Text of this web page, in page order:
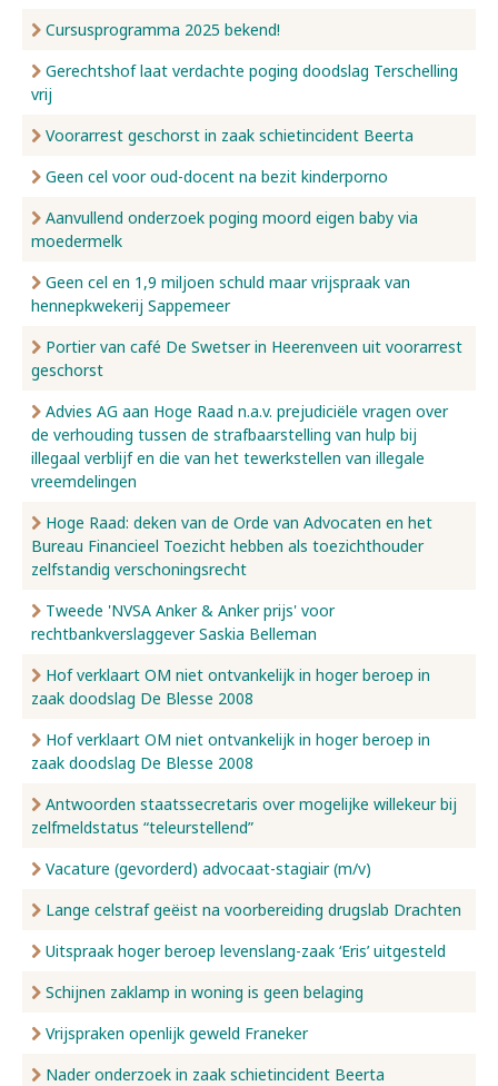
Cursusprogramma 2025 bekend!
Gerechtshof laat verdachte poging doodslag Terschelling
vrij
Voorarrest geschorst in zaak schietincident Beerta
Geen cel voor oud-docent na bezit kinderporno
Aanvullend onderzoek poging moord eigen baby via
moedermelk
Geen cel en 1,9 miljoen schuld maar vrijspraak van
hennepkwekerij Sappemeer
Portier van café De Swetser in Heerenveen uit voorarrest
geschorst
Advies AG aan Hoge Raad n.a.v. prejudiciële vragen over
de verhouding tussen de strafbaarstelling van hulp bij
illegaal verblijf en die van het tewerkstellen van illegale
vreemdelingen
Hoge Raad: deken van de Orde van Advocaten en het
Bureau Financieel Toezicht hebben als toezichthouder
zelfstandig verschoningsrecht
Tweede 'NVSA Anker & Anker prijs' voor
rechtbankverslaggever Saskia Belleman
Hof verklaart OM niet ontvankelijk in hoger beroep in
zaak doodslag De Blesse 2008
Hof verklaart OM niet ontvankelijk in hoger beroep in
zaak doodslag De Blesse 2008
Antwoorden staatssecretaris over mogelijke willekeur bij
zelfmeldstatus “teleurstellend”
Vacature (gevorderd) advocaat-stagiair (m/v)
Lange celstraf geëist na voorbereiding drugslab Drachten
Uitspraak hoger beroep levenslang-zaak ‘Eris’ uitgesteld
Schijnen zaklamp in woning is geen belaging
Vrijspraken openlijk geweld Franeker
Nader onderzoek in zaak schietincident Beerta